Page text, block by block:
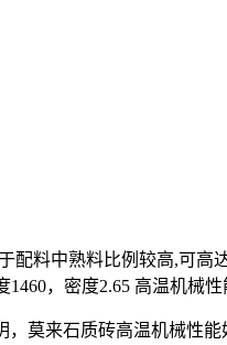
配料中熟料比例较高,可
，密度2.65 高温机
来石质砖高温机械性能